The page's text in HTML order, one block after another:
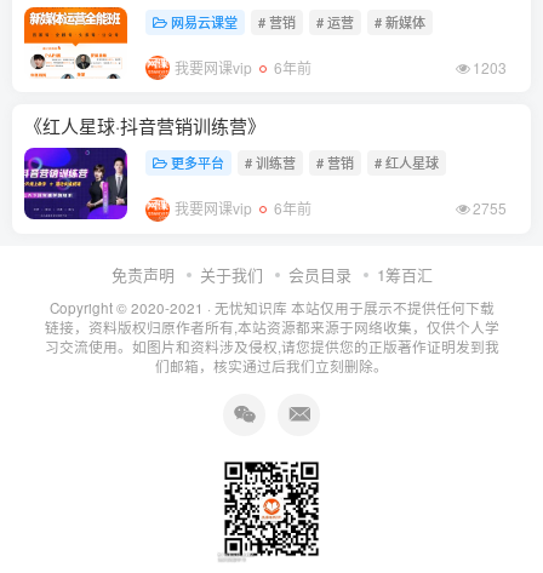
网易云课堂 # 营销 # 运营 # 新媒体
我要网课vip 6年前 1203
《红人星球·抖音营销训练营》
更多平台 # 训练营 # 营销 # 红人星球
我要网课vip 6年前 2755
免责声明 关于我们 会员目录 1筹百汇
Copyright © 2020-2021 · 无忧知识库 本站仅用于展示不提供任何下载
链接，资料版权归原作者所有,本站资源都来源于网络收集，仅供个人学
习交流使用。如图片和资料涉及侵权,请您提供您的正版著作证明发到我
们邮箱，核实通过后我们立刻删除。